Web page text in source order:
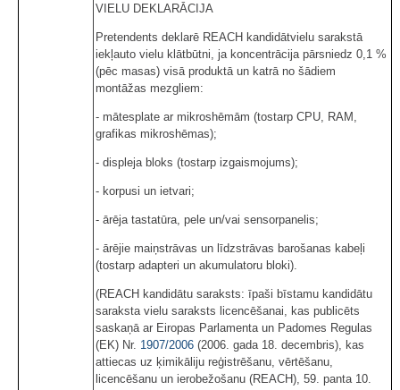
VIELU DEKLARĀCIJA
Pretendents deklarē REACH kandidātvielu sarakstā
iekļauto vielu klātbūtni, ja koncentrācija pārsniedz 0,1 %
(pēc masas) visā produktā un katrā no šādiem
montāžas mezgliem:
- mātesplate ar mikroshēmām (tostarp CPU, RAM,
grafikas mikroshēmas);
- displeja bloks (tostarp izgaismojums);
- korpusi un ietvari;
- ārēja tastatūra, pele un/vai sensorpanelis;
- ārējie maiņstrāvas un līdzstrāvas barošanas kabeļi
(tostarp adapteri un akumulatoru bloki).
(REACH kandidātu saraksts: īpaši bīstamu kandidātu
saraksta vielu saraksts licencēšanai, kas publicēts
saskaņā ar Eiropas Parlamenta un Padomes Regulas
(EK) Nr. 1907/2006 (2006. gada 18. decembris), kas
attiecas uz ķimikāliju reģistrēšanu, vērtēšanu,
licencēšanu un ierobežošanu (REACH), 59. panta 10.